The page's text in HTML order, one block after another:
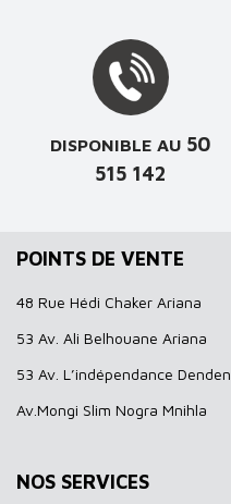
DISPONIBLE AU 50
515 142
POINTS DE VENTE
48 Rue Hédi Chaker Ariana
53 Av. Ali Belhouane Ariana
53 Av. L’indépendance Denden
Av.Mongi Slim Nogra Mnihla
NOS SERVICES